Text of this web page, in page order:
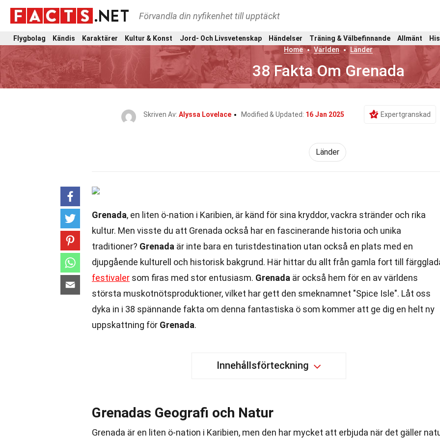
Förvandla din nyfikenhet till upptäckt
Flygbolag Kändis Karaktärer Kultur & Konst Jord- Och Livsvetenskap Händelser Träning & Välbefinnande Allmänt
Home
Världen Länder
38 Fakta Om Grenada
Skriven Av: Alyssa Lovelace Modified & Updated: 16 Jan 2025 Expertgranskad
Länder
Grenada, en liten ö-nation i Karibien, är känd för sina kryddor, vackra stränder och rika
kultur. Men visste du att Grenada också har en fascinerande historia och unika
traditioner? Grenada är inte bara en turistdestination utan också en plats med en
djupgående kulturell och historisk bakgrund. Här hittar du allt från gamla fort till
festivaler som firas med stor entusiasm. Grenada är också hem för en av världens
största muskotnötsproduktioner, vilket har gett den smeknamnet "Spice Isle". Låt oss
dyka in i 38 spännande fakta om denna fantastiska ö som kommer att ge dig en helt ny
uppskattning för Grenada.
Innehållsförteckning
Grenadas Geografi och Natur
Grenada är en liten ö-nation i Karibien, men den har mycket att erbjuda när det gäller